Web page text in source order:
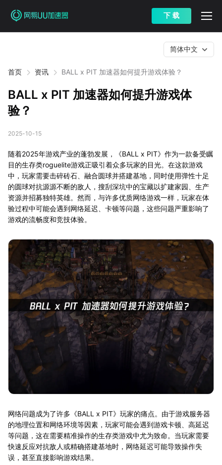
下 载
首页 资讯 BALL x PIT 加速器如何提升游戏体验？
简体中文
BALL x PIT 加速器如何提升游戏体
验？
2025-10-15
随着2025年游戏产业的蓬勃发展，《BALL x PIT》作为一款备受瞩
目的生存类roguelite游戏正吸引着众多玩家的目光。在这款游戏
中，玩家需要击碎砖石、融合圆球并搭建基地，同时使用弹性十足
的圆球对抗源源不断的敌人，搜刮深坑中的宝藏以扩建家园、生产
资源并招募独特英雄。然而，与许多优质网络游戏一样，玩家在体
验过程中可能会遇到网络延迟、卡顿等问题，这些问题严重影响了
游戏的流畅度和竞技体验。
网络问题成为了许多《BALL x PIT》玩家的痛点。由于游戏服务器
的地理位置和网络环境等因素，玩家可能会遇到游戏卡顿、高延迟
等问题，这在需要精准操作的生存类游戏中尤为致命。当玩家需要
快速反应对抗敌人或精确搭建基地时，网络延迟可能导致操作失
误，甚至直接影响游戏结果。